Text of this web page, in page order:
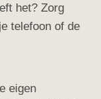
het? Zorg
telefoon of de
eigen